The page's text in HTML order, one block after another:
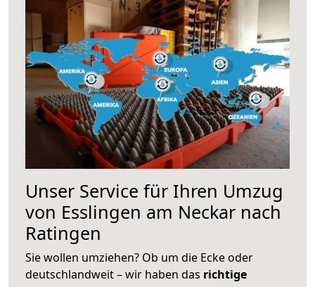
Unser Service für Ihren Umzug
von Esslingen am Neckar nach
Ratingen
Sie wollen umziehen? Ob um die Ecke oder
deutschlandweit – wir haben das richtige